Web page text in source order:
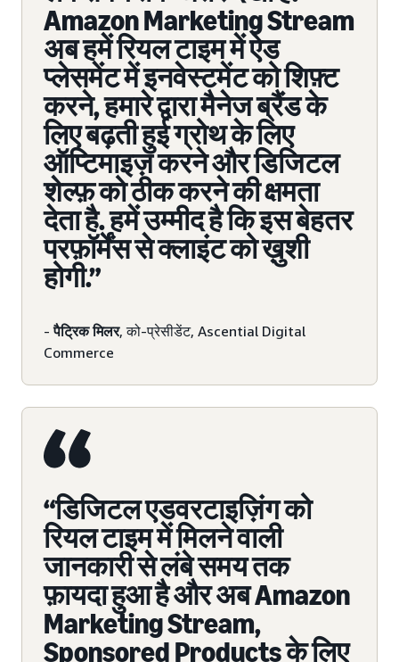
Amazon Marketing Stream
अब हमें रियल टाइम में ऐड
प्लेसमेंट में इनवेस्टमेंट को शिफ़्ट
करने, हमारे द्वारा मैनेज ब्रैंड के
लिए बढ़ती हुई ग्रोथ के लिए
ऑप्टिमाइज़ करने और डिजिटल
शेल्फ़ को ठीक करने की क्षमता
देता है. हमें उम्मीद है कि इस बेहतर
परफ़ॉर्मेंस से क्लाइंट को ख़ुशी
होगी.”
- पैट्रिक मिलर, को-प्रेसीडेंट, Ascential Digital
Commerce
“डिजिटल एडवरटाइज़िंग को
रियल टाइम में मिलने वाली
जानकारी से लंबे समय तक
फ़ायदा हुआ है और अब Amazon
Marketing Stream,
Sponsored Products के लिए